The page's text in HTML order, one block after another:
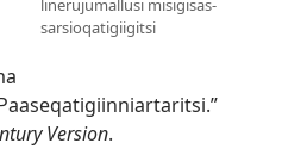
linerujumal­lusi misigisas­
sarsioqatigiigitsi
Version.